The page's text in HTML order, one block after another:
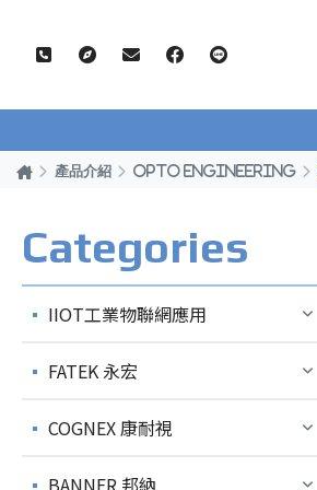
產品介紹 OPTO ENGINEERING
Categories
IIOT工業物聯網應用
FATEK 永宏
COGNEX 康耐視
BANNER 邦納